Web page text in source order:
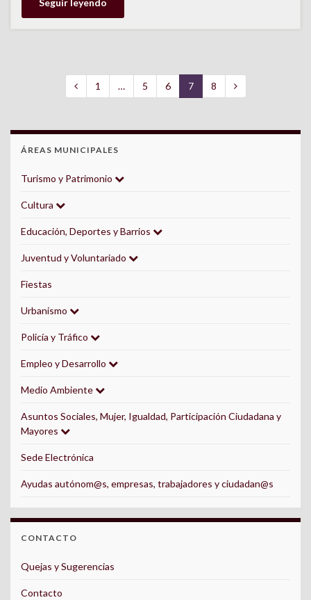
Seguir leyendo
1 … 5 6 7 8
ÁREAS MUNICIPALES
Turismo y Patrimonio
Cultura
Educación, Deportes y Barrios
Juventud y Voluntariado
Fiestas
Urbanismo
Policía y Tráfico
Empleo y Desarrollo
Medio Ambiente
Asuntos Sociales, Mujer, Igualdad, Participación Ciudadana y
Mayores
Sede Electrónica
Ayudas autónom@s, empresas, trabajadores y ciudadan@s
CONTACTO
Quejas y Sugerencias
Contacto